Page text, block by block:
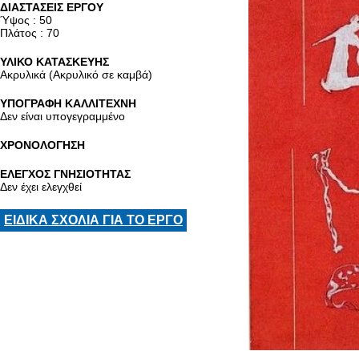
ΔΙΑΣΤΑΣΕΙΣ ΕΡΓΟΥ
Ύψος : 50
Πλάτος : 70
ΥΛΙΚΟ ΚΑΤΑΣΚΕΥΗΣ
Ακρυλικά (Ακρυλικό σε καμβά)
ΥΠΟΓΡΑΦΗ ΚΑΛΛΙΤΕΧΝΗ
Δεν είναι υπογεγραμμένο
ΧΡΟΝΟΛΟΓΗΣΗ
ΕΛΕΓΧΟΣ ΓΝΗΣΙΟΤΗΤΑΣ
Δεν έχει ελεγχθεί
ΕΙΔΙΚΑ ΣΧΟΛΙΑ ΓΙΑ ΤΟ ΕΡΓΟ